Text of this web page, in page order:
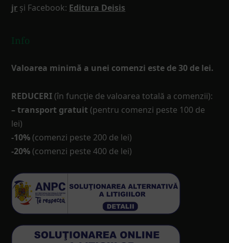
jr și Facebook: Editura Deisis
Info
Valoarea minimă a unei comenzi este de 30 de lei.
REDUCERI (în funcţie de valoarea totală a comenzii):
– transport gratuit (pentru comenzi peste 100 de
lei)
-10% (comenzi peste 200 de lei)
-20% (comenzi peste 400 de lei)